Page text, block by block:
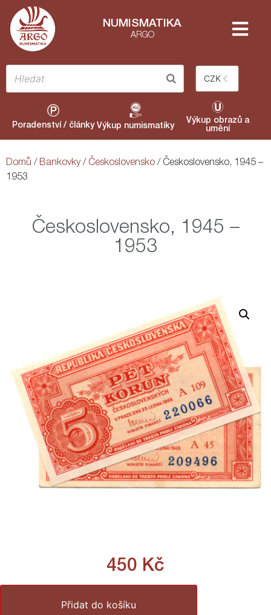
NUMISMATIKA
ARGO
CZK
Poradenství / články Výkup numismatiky
Výkup obrazů a
umění
Domů / Bankovky/ Československo / Československo, 1945 –
1953
Československo, 1945 –
1953
450 Kč
Přidat do košíku